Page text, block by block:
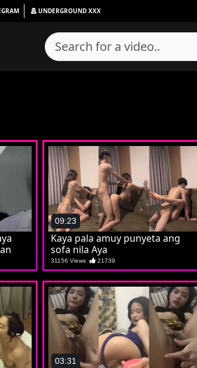
UNDERGROUND XXX
09:23
Kaya pala amuy punyeta ang
sofa nila Aya
31156 Views 21739
03:31